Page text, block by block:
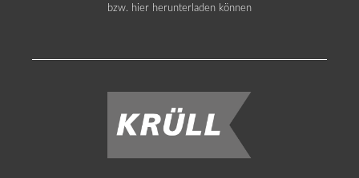
bzw. hier herunterladen können